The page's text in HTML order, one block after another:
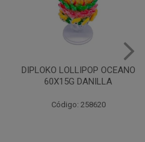
DIPLOKO LOLLIPOP OCEANO
60X15G DANILLA
Código: 258620